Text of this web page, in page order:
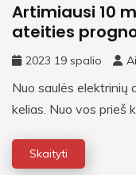
Artimiausi 10
ateities
2023 19 spalio
Nuo saulės elektrinių
kelias. Nuo vos prieš
Skaityti